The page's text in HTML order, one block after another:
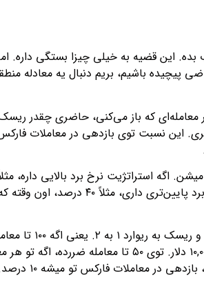
این قضیه به خیلی چیزا بستگی داره.
پیچیده باشیم، بریم دنبال یه معادله
معامله‌ای که باز می‌کنی، حاضری چقدر
۱ به ۲ باشه، یعنی حاضری ۱۰۰ دلار ضرر کنی تا ۲۰۰ دلار سود بگیری. این نسبت توی
خب طبیعتاً می‌تونی با ریسک کمتری هم به بازدهی در معاملات فارکس خوبی
کنی، میشه ۵,۰۰۰ دلار. در نهایت سود